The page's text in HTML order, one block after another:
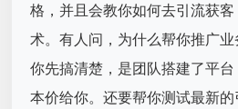
格，并且会教你如何去引流获
术。有人问，为什么帮你推广业
你先搞清楚，是团队搭建了平
本价给你。还要帮你测试最新